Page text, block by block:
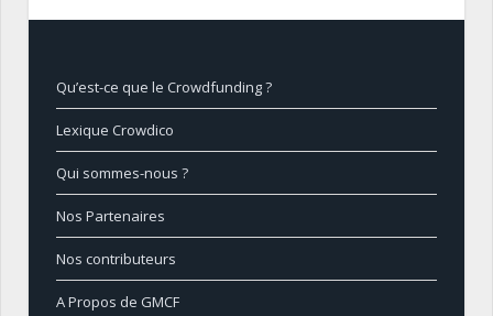
Qu’est-ce que le Crowdfunding ?
Lexique Crowdico
Qui sommes-nous ?
Nos Partenaires
Nos contributeurs
A Propos de GMCF